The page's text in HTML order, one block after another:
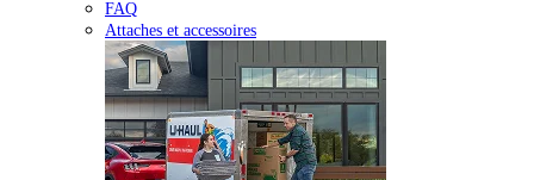
FAQ
Attaches et accessoires